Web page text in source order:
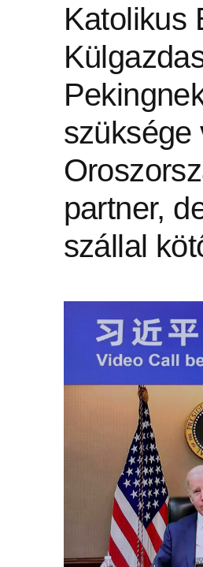
Katolikus
szüksége
partner,
szállal